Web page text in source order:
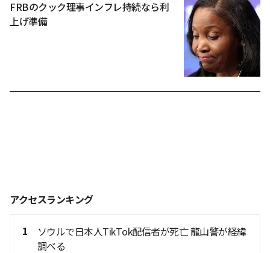
FRBのクック理事インフレ持続なら利
上げ準備
アクセスランキング
1
ソウルで日本人TikTok配信者が死亡 龍山警が経緯
調べる